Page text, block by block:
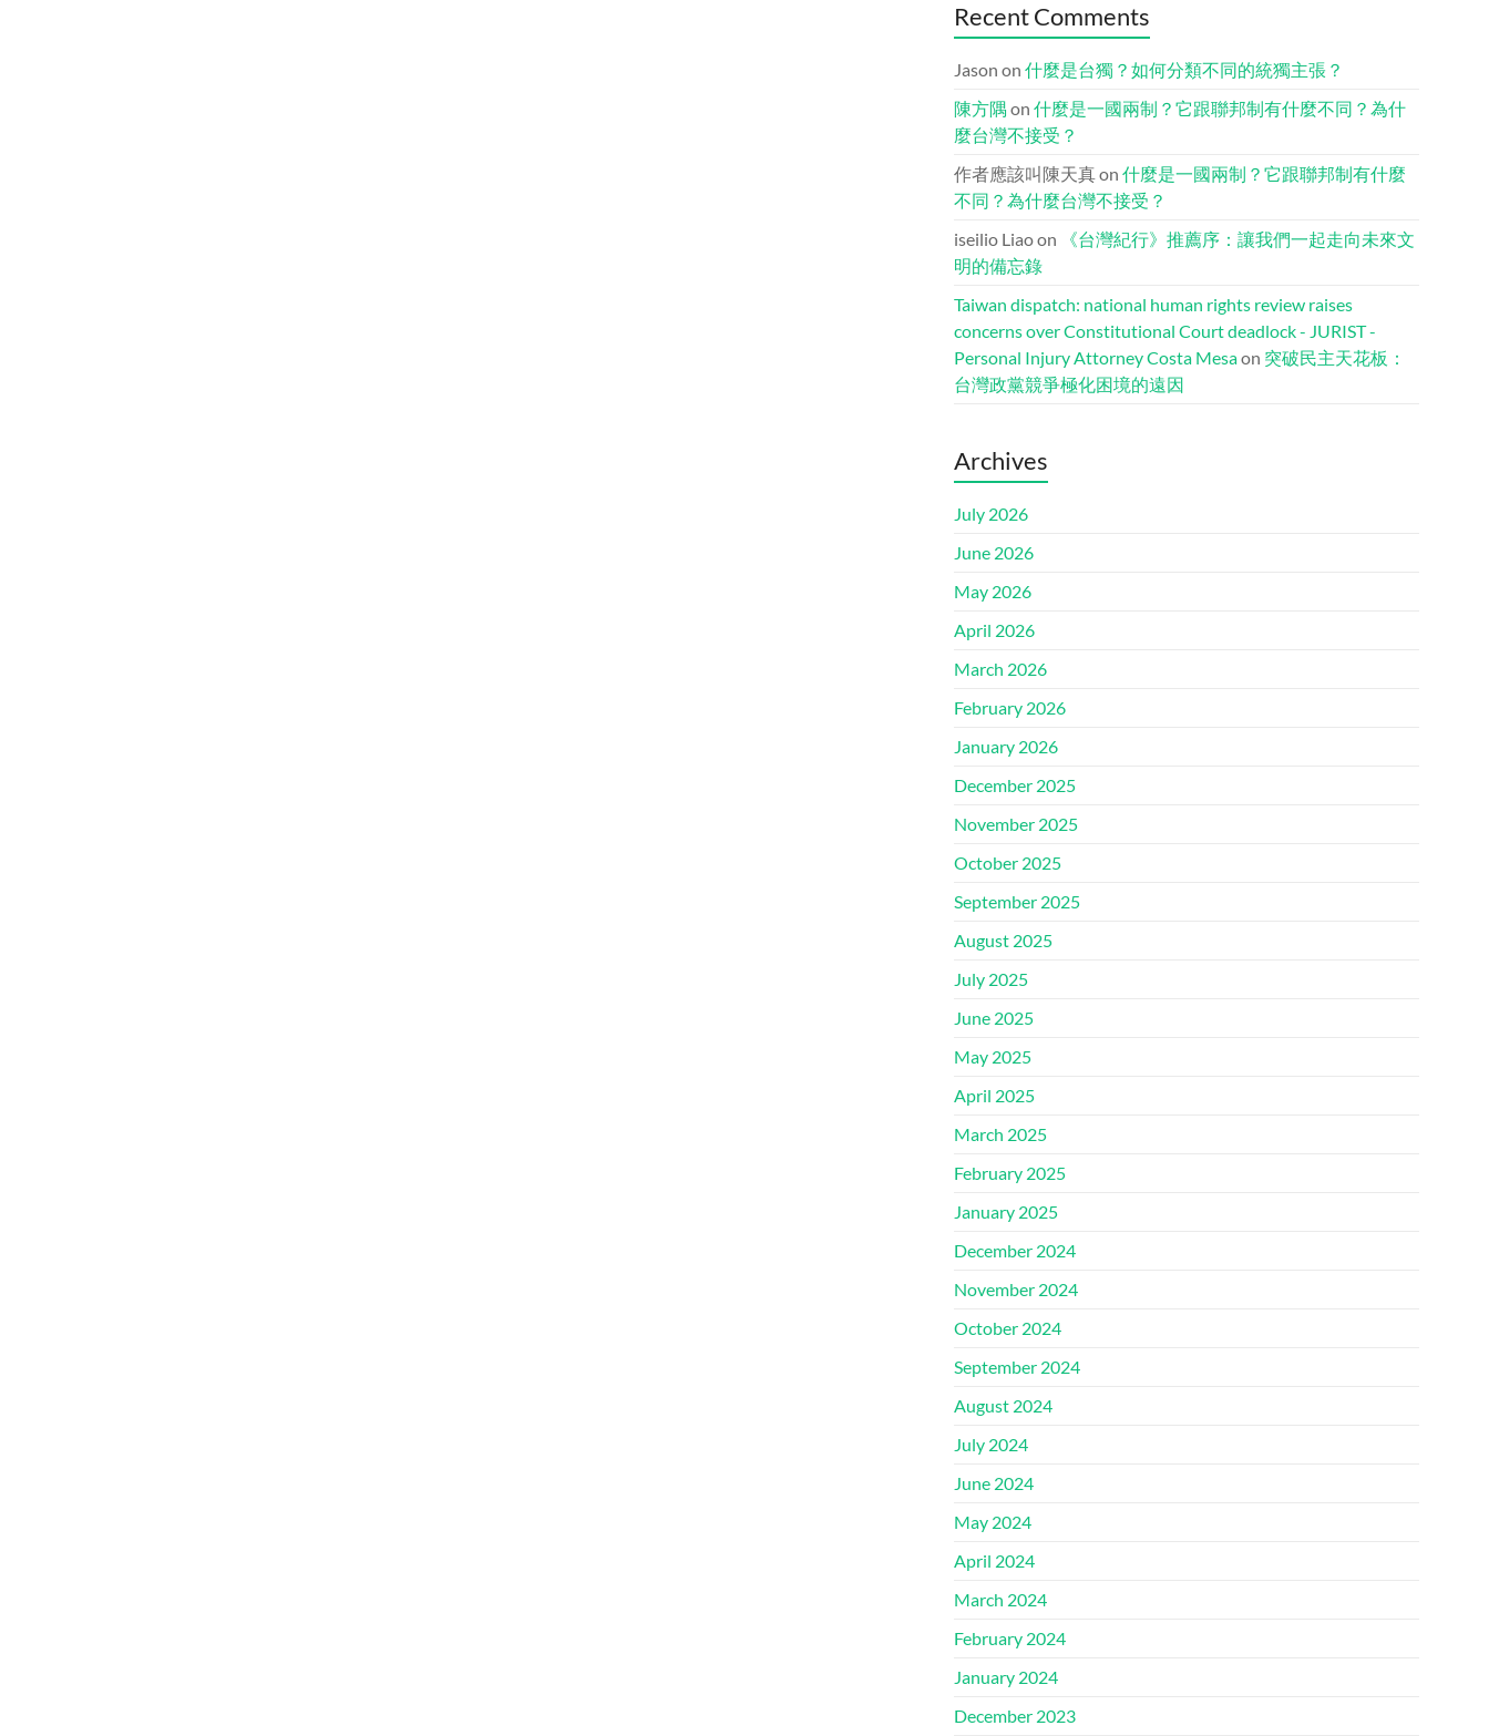
Recent Comments
Jason on 什麼是台獨？如何分類不同的統獨主張？
陳方隅 on 什麼是一國兩制？它跟聯邦制有什麼不同？為什
麼台灣不接受？
作者應該叫陳天真on 什麼是一國兩制？它跟聯邦制有什麼
不同？為什麼台灣不接受？
iseilio Liaoon
《台灣紀行》推薦序：讓我們一起走向未來文
明的備忘錄
Taiwan dispatch: national human rights review raises
concerns over Constitutional Court deadlock - JURIST -
Personal Injury Attorney Costa Mesaon 突破民主天花板：
台灣政黨競爭極化困境的遠因
Archives
July 2026
June 2026
May 2026
April 2026
March 2026
February 2026
January 2026
December 2025
November 2025
October 2025
September 2025
August 2025
July 2025
June 2025
May 2025
April 2025
March 2025
February 2025
January 2025
December 2024
November 2024
October 2024
September 2024
August 2024
July 2024
June 2024
May 2024
April 2024
March 2024
February 2024
January 2024
December 2023